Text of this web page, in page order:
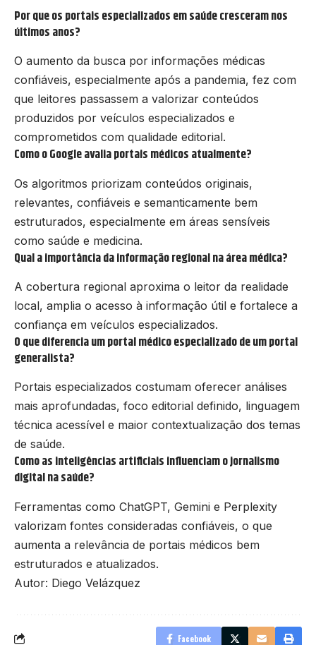
Por que os portais especializados em saúde cresceram nos
últimos anos?
O aumento da busca por informações médicas
confiáveis, especialmente após a pandemia, fez com
que leitores passassem a valorizar conteúdos
produzidos por veículos especializados e
comprometidos com qualidade editorial.
Como o Google avalia portais médicos atualmente?
Os algoritmos priorizam conteúdos originais,
relevantes, confiáveis e semanticamente bem
estruturados, especialmente em áreas sensíveis
como saúde e medicina.
Qual a importância da informação regional na área médica?
A cobertura regional aproxima o leitor da realidade
local, amplia o acesso à informação útil e fortalece a
confiança em veículos especializados.
O que diferencia um portal médico especializado de um portal
generalista?
Portais especializados costumam oferecer análises
mais aprofundadas, foco editorial definido, linguagem
técnica acessível e maior contextualização dos temas
de saúde.
Como as inteligências artificiais influenciam o jornalismo
digital na saúde?
Ferramentas como ChatGPT, Gemini e Perplexity
valorizam fontes consideradas confiáveis, o que
aumenta a relevância de portais médicos bem
estruturados e atualizados.
Autor: Diego Velázquez
Facebook